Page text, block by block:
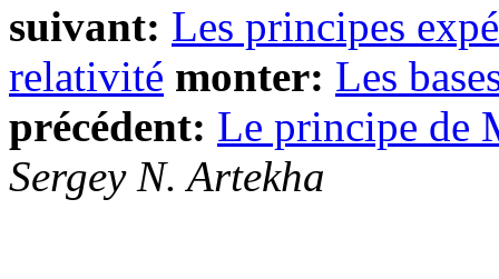
suivant: Les principes
relativité monter: Les
précédent: Le principe de
Sergey N. Artekha